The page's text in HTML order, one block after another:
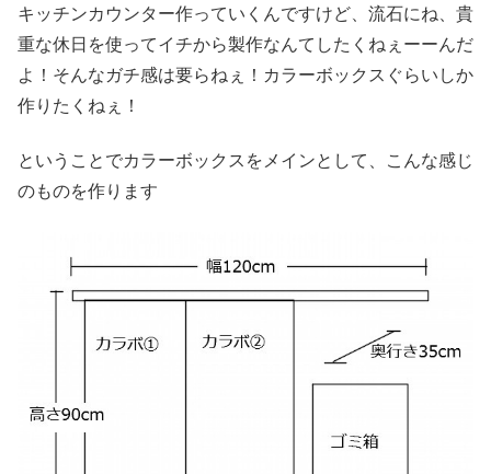
キッチンカウンター作っていくんですけど、流石にね、貴
重な休日を使ってイチから製作なんてしたくねぇーーんだ
よ！そんなガチ感は要らねぇ！カラーボックスぐらいしか
作りたくねぇ！
ということでカラーボックスをメインとして、こんな感じ
のものを作ります